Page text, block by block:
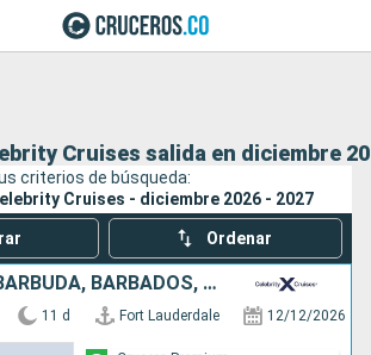
Cruises salida en diciembre
criterios de búsqueda:
Cruises - diciembre 2026 - 2027
Ordenar
ANTIGUA Y BARBUDA, BARBADOS, SANTA LUCIA, ESTADOS UNIDOS
11 d Fort Lauderdale 12/12/2026